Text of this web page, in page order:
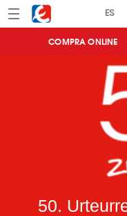
Menú Eroski
COMPRA ONLINE
50.